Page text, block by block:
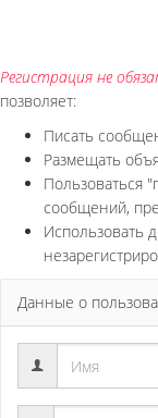
Регистрация не
позволяет:
Писать
Размещать
Пользоваться
сообщений,
Использовать
Данные о